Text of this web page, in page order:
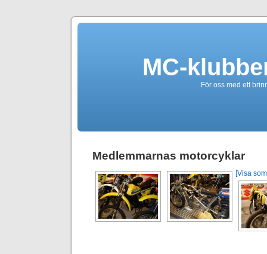
MC-
För oss med ett
Medlemmarnas motorcyklar
[Visa